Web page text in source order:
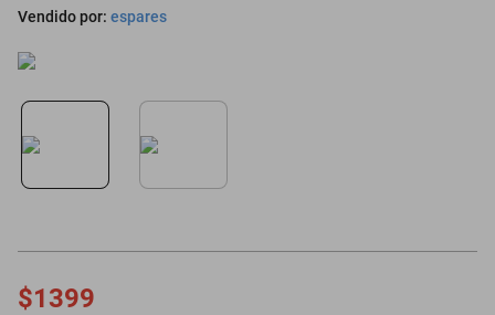
Vendido por: espares
$1399
colchones
oppo
motoneta